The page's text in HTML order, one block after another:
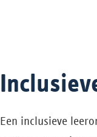
Een inclusieve